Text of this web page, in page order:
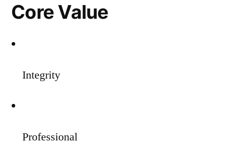
Core Value
Integrity
Professional